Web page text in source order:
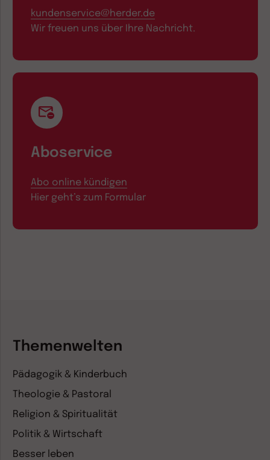
kundenservice@herder.de
Wir freuen uns über Ihre Nachricht.
Aboservice
Abo online kündigen
Hier geht’s zum Formular
Themenwelten
Pädagogik & Kinderbuch
Theologie & Pastoral
Religion & Spiritualität
Politik & Wirtschaft
Besser leben